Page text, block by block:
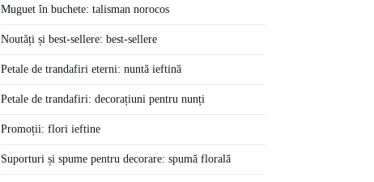
Muguet în buchete: talisman norocos
Noutăți și best-sellere: best-sellere
Petale de trandafiri eterni: nuntă ieftină
Petale de trandafiri: decorațiuni pentru nunți
Promoții: flori ieftine
Suporturi și spume pentru decorare: spumă florală